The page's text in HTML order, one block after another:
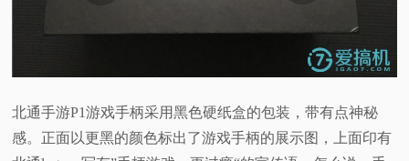
题
北通手游P1游戏手柄采用黑色硬纸盒的包装，带有点神秘
感。正面以更黑的颜色标出了游戏手柄的展示图，上面印有